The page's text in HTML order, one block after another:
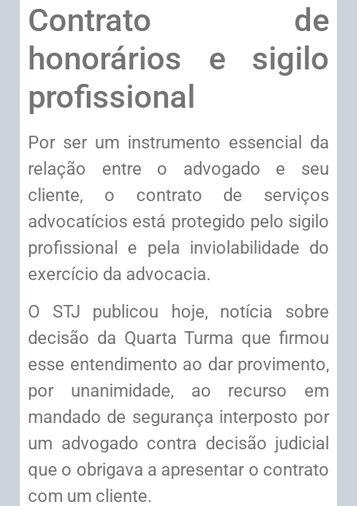
Contrato de
honorários e sigilo
profissional
Por ser um instrumento essencial da
relação entre o advogado e seu
cliente, o contrato de serviços
advocatícios está protegido pelo sigilo
profissional e pela inviolabilidade do
exercício da advocacia.
O STJ publicou hoje, notícia sobre
decisão da Quarta Turma que firmou
esse entendimento ao dar provimento,
por unanimidade, ao recurso em
mandado de segurança interposto por
um advogado contra decisão judicial
que o obrigava a apresentar o contrato
com um cliente.